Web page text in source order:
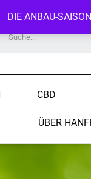
DIE ANBAU-
CBD
ÜBER